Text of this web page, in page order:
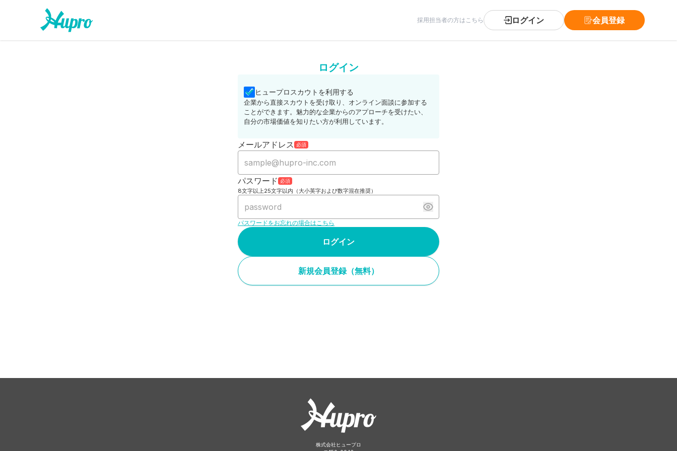
採用担当者の方はこちら ログイン 会員登録
ログイン
ヒュープロスカウトを利用する
企業から直接スカウトを受け取り、オンライン面談に参加する
ことができます。魅力的な企業からのアプローチを受けたい、
自分の市場価値を知りたい方が利用しています。
メールアドレス 必須
パスワード 必須
8文字以上25文字以内（大小英字および数字混在推奨）
パスワードをお忘れの場合はこちら
ログイン
新規会員登録（無料）
株式会社ヒュープロ